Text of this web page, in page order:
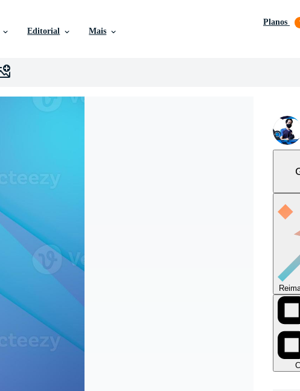
Editorial Mais
Planos